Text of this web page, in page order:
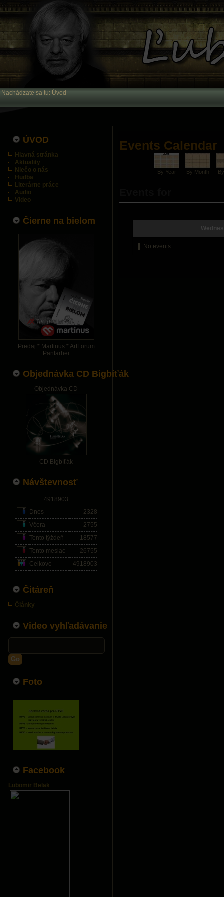
Nachádzate sa tu: Úvod
ÚVOD
Hlavná stránka
Aktuality
Niečo o nás
Hudba
Literárne práce
Audio
Video
Čierne na bielom
Predaj * Martinus * ArtForum
Pantarhei
Objednávka CD Bigbíťák
Objednávka CD
CD Bigbíťák
Návštevnosť
4918903
Dnes
2328
Včera
2755
Tento týždeň
18577
Tento mesiac
26755
Celkove
4918903
Čitáreň
Články
Video vyhľadávanie
Go
Foto
Facebook
Lubomir Belak
Events Calendar
By Year By Month
No events